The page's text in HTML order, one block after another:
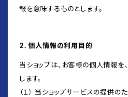
報を意味するものとします。
2. 個人情報の利用目的
当ショップは、お客様の個人情報
します。
（１） 当ショップサービスの提供の